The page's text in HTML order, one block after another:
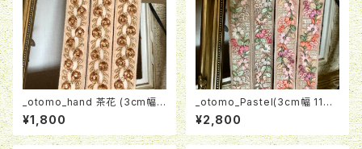
_otomo_hand 茶花 (3cm幅)
ハンドストラップ
¥1,800
_otomo_Pastel(3cm幅 110-
120cm)インド刺繍ストラップ
¥2,800